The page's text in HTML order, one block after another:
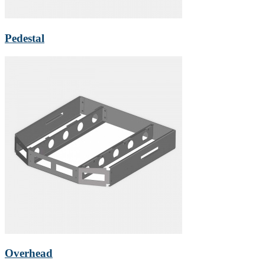
Pedestal
Overhead